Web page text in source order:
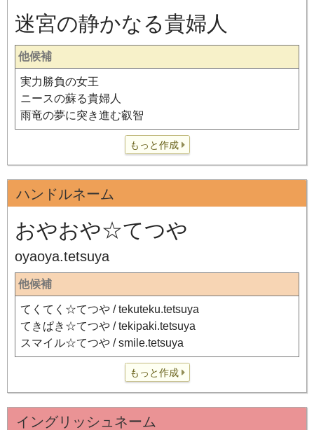
迷宮の静かなる貴婦人
他候補
実力勝負の女王
ニースの蘇る貴婦人
雨竜の夢に突き進む叡智
もっと作成
ハンドルネーム
おやおや☆てつや
oyaoya.tetsuya
他候補
てくてく☆てつや / tekuteku.tetsuya
てきぱき☆てつや / tekipaki.tetsuya
スマイル☆てつや / smile.tetsuya
もっと作成
イングリッシュネーム